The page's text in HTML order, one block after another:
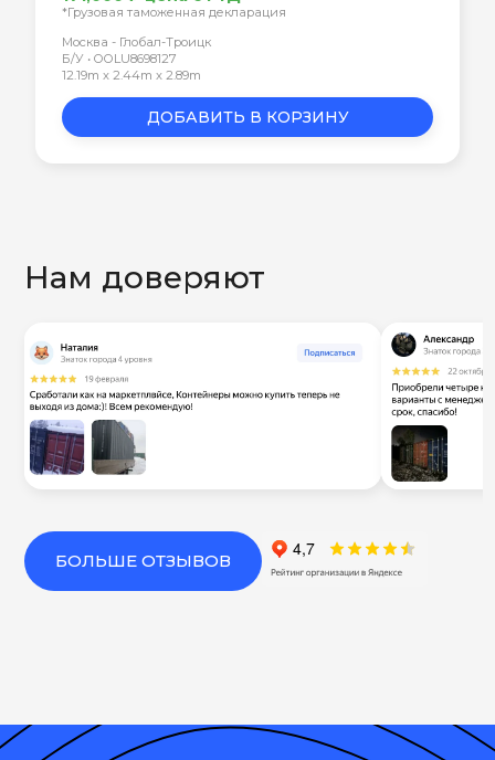
*Грузовая таможенная декларация
Москва - Глобал-Троицк
Б/У • OOLU8698127
12.19m x 2.44m x 2.89m
ДОБАВИТЬ В КОРЗИНУ
Нам доверяют
БОЛЬШЕ ОТЗЫВОВ